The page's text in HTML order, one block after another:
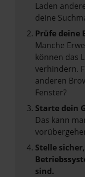
Laden
deine
Prüfe deine
Manche
können das
verhindern.
anderen
Fenster?
Starte dein
Das kann
Stelle
sind.